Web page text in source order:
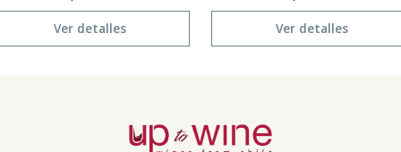
Ver detalles Ver detalles